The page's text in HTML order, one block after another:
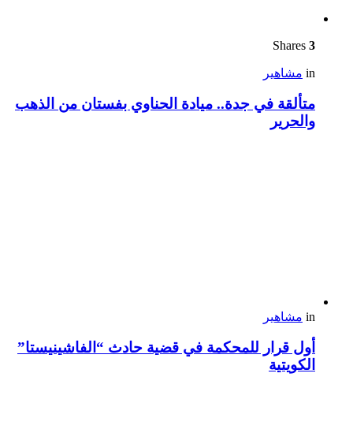
3
in مشاهير
متألقة في جدة.. ميادة الحناوي بفستان من الذهب
والحرير
in مشاهير
أول قرار للمحكمة في قضية حادث “الفاشينيستا”
الكويتية